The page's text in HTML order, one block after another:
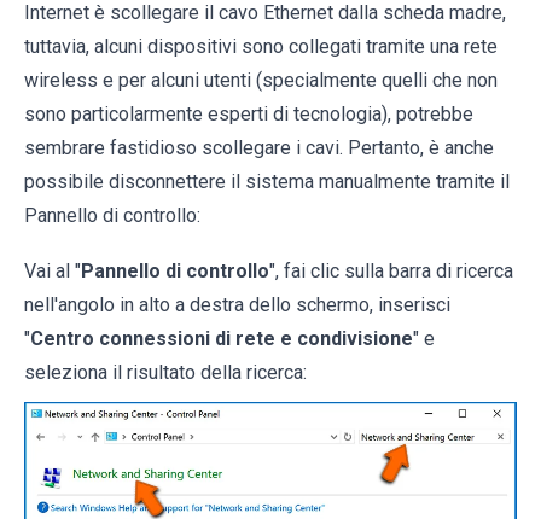
Internet è scollegare il cavo Ethernet dalla scheda madre,
tuttavia, alcuni dispositivi sono collegati tramite una rete
wireless e per alcuni utenti (specialmente quelli che non
sono particolarmente esperti di tecnologia), potrebbe
sembrare fastidioso scollegare i cavi. Pertanto, è anche
possibile disconnettere il sistema manualmente tramite il
Pannello di controllo:
Vai al "Pannello di controllo", fai clic sulla barra di ricerca
nell'angolo in alto a destra dello schermo, inserisci
"Centro connessioni di rete e condivisione" e
seleziona il risultato della ricerca: